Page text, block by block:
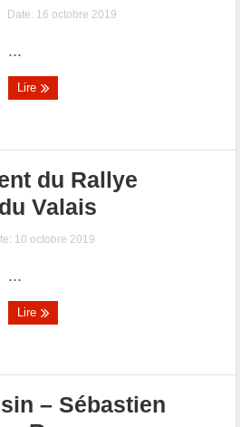
Date: 16 octobre 2019
...
Lire
du Rallye
Valais
10 octobre 2019
...
Lire
– Sébastien